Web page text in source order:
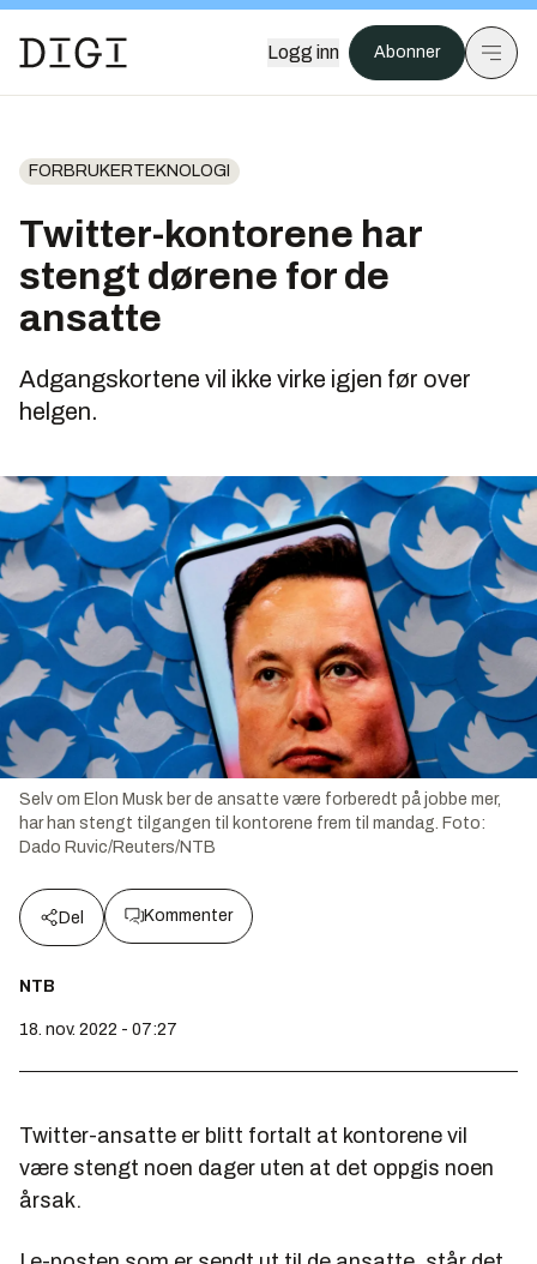
Logg inn Abonner
FORBRUKERTEKNOLOGI
Twitter-kontorene har
stengt dørene for de
ansatte
Adgangskortene vil ikke virke igjen før over
helgen.
Selv om Elon Musk ber de ansatte være forberedt på jobbe mer,
har han stengt tilgangen til kontorene frem til mandag. Foto:
Dado Ruvic/Reuters/NTB
Del Kommenter
NTB
18. nov. 2022 - 07:27
Twitter-ansatte er blitt fortalt at kontorene vil
være stengt noen dager uten at det oppgis noen
årsak.